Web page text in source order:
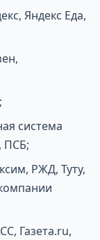
Яндекс Еда,
система
ПСБ;
РЖД, Туту,
Газета.ru,